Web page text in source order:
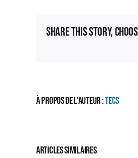
Share This Story,
À propos de l'auteur :TECS
Articles similaires